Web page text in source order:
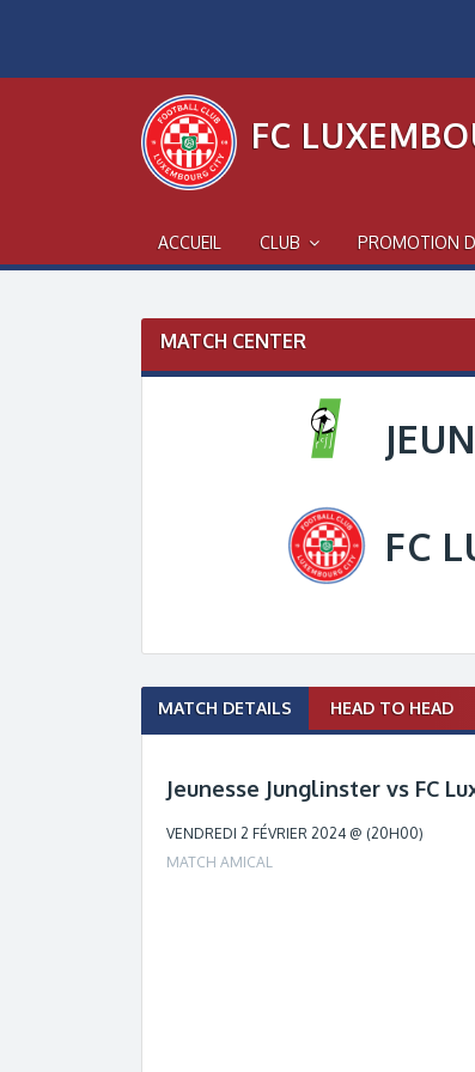
FC
ACCUEIL CLUB PROMOTION
MATCH CENTER
FC
MATCH DETAILS HEAD TO HEAD
Jeunesse Junglinster vs FC
VENDREDI 2 FÉVRIER 2024 @ (20H00)
MATCH AMICAL
Match
navigation